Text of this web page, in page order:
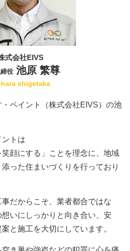
式会社EIVS
役池原 繁尊
shigetaka
ペイント（株式会社EIVS）の池
トは
笑顔にする」ことを理念に、地域
った住まいづくりを行っており
だからこそ、業者都合ではな
いにしっかりと向き合い、安
と施工を大切にしています。